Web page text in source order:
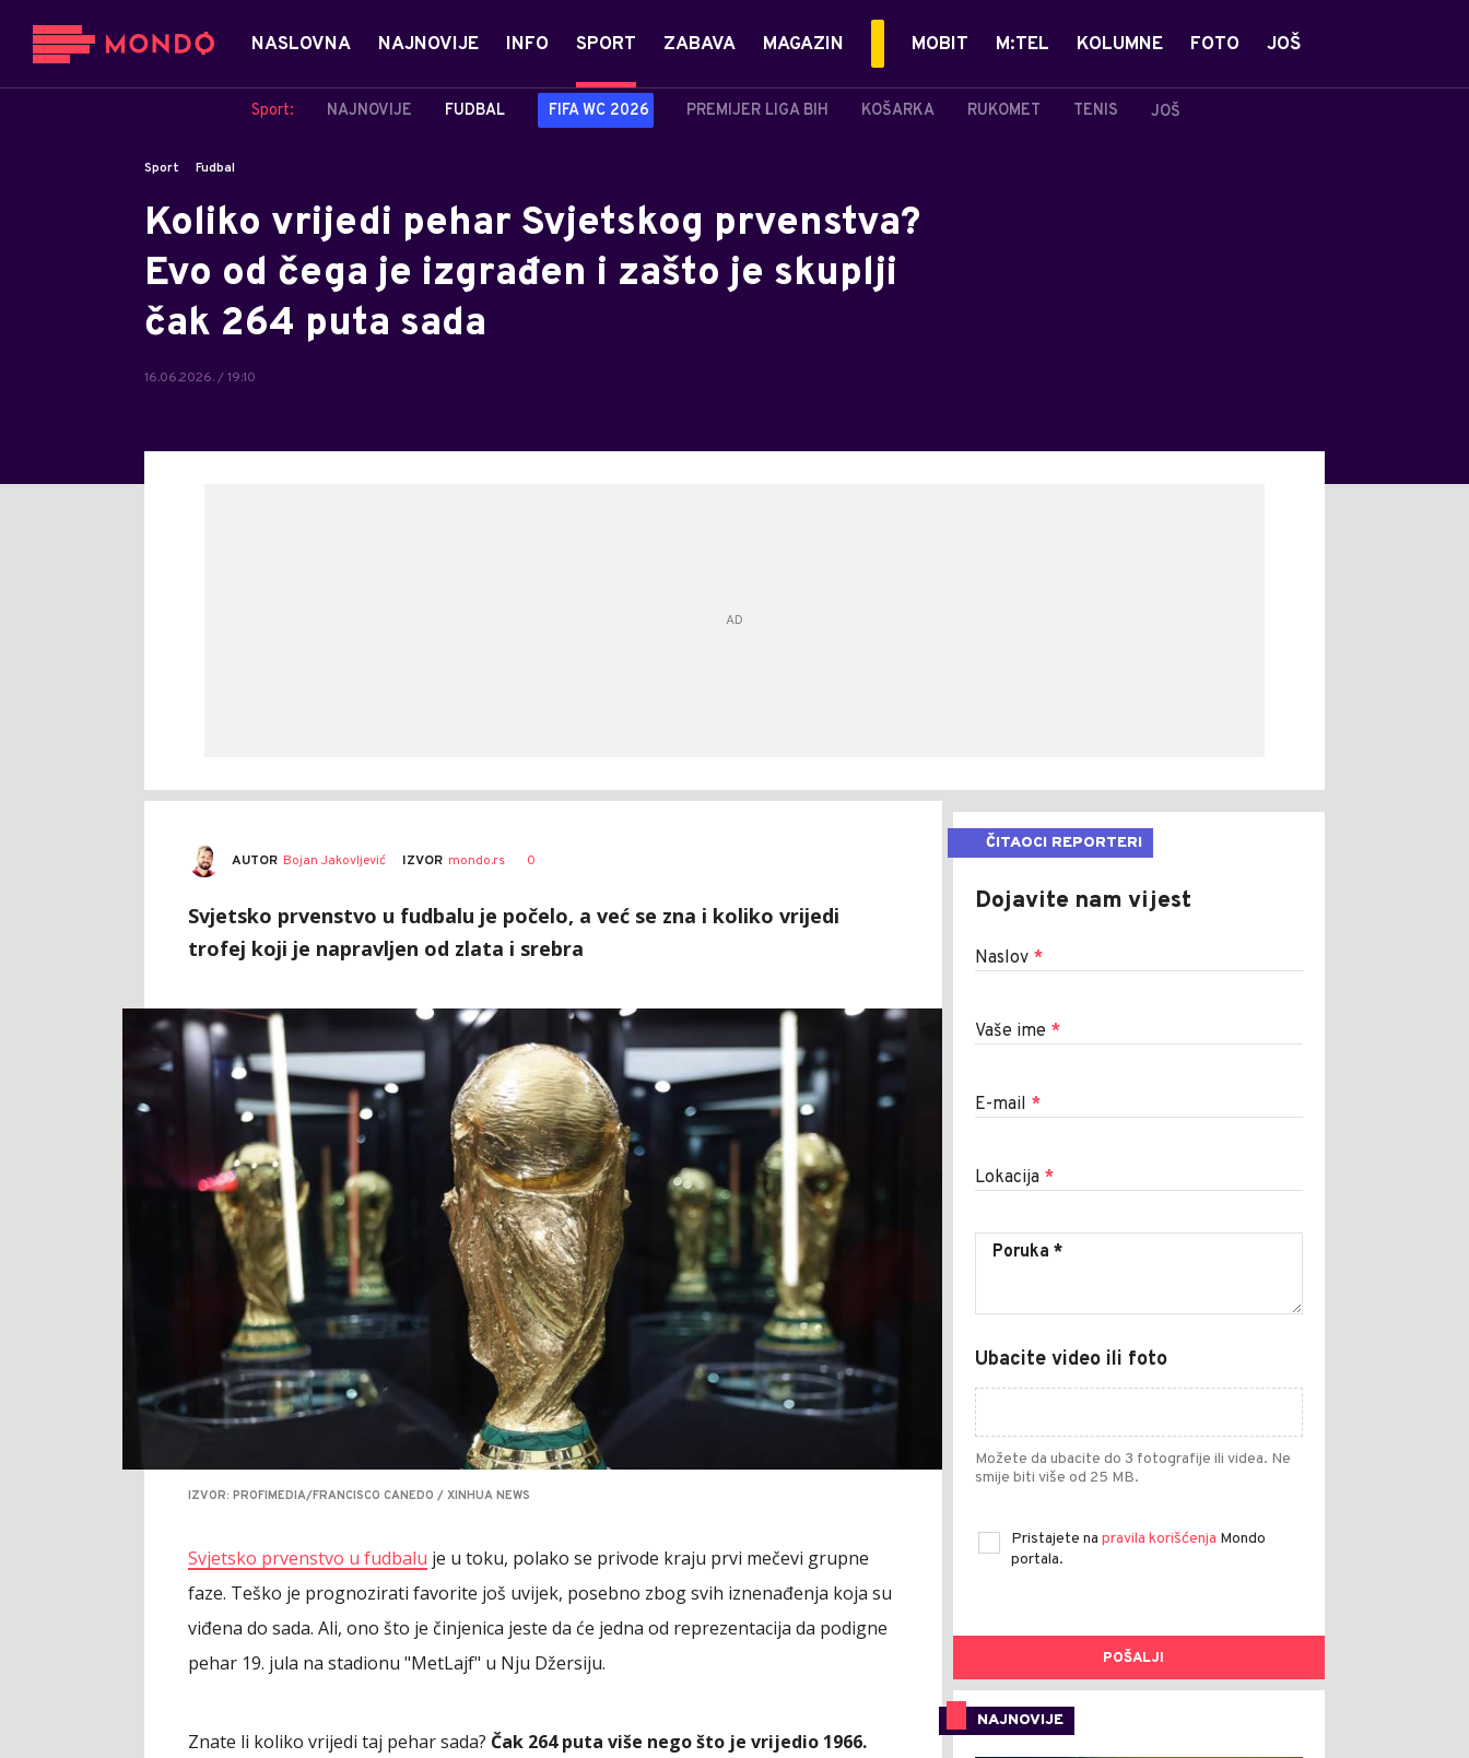
NASLOVNA NAJNOVIJE INFO SPORT
Sport: NAJNOVIJE FUDBAL FIFA WC 2026 PREMIJER LIGA BIH KOŠARKA RUKOMET TENIS JOŠ
ZABAVA MAGAZIN MOBIT M:TEL KOLUMNE FOTO JOŠ
Sport Fudbal
Koliko vrijedi pehar Svjetskog prvenstva?
Evo od čega je izgrađen i zašto je skuplji
čak 264 puta sada
16.06.2026. / 19:10
AUTOR Bojan Jakovljević IZVOR mondo.rs 0
Svjetsko prvenstvo u fudbalu je počelo, a već se zna i koliko vrijedi
trofej koji je napravljen od zlata i srebra
IZVOR: PROFIMEDIA/FRANCISCO CANEDO / XINHUA NEWS
Svjetsko prvenstvo u fudbalu je u toku, polako se privode kraju prvi mečevi grupne
faze. Teško je prognozirati favorite još uvijek, posebno zbog svih iznenađenja koja su
viđena do sada. Ali, ono što je činjenica jeste da će jedna od reprezentacija da podigne
pehar 19. jula na stadionu "MetLajf" u Nju Džersiju.
Znate li koliko vrijedi taj pehar sada? Čak 264 puta više nego što je vrijedio 1966.
ČITAOCI REPORTERI
Dojavite nam vijest
Naslov *
Vaše ime *
E-mail *
Lokacija *
Ubacite video ili foto
Možete da ubacite do 3 fotografije ili videa. Ne
smije biti više od 25 MB.
Pristajete na pravila korišćenja Mondo
portala.
POŠALJI
NAJNOVIJE